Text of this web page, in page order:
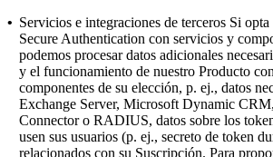
• Servicios e integraciones de terceros Si
Secure Authentication con servicios y
podemos procesar datos adicionales
y el funcionamiento de nuestro Producto
componentes de su elección, p. ej., datos
Exchange Server, Microsoft Dynamic
Connector o RADIUS, datos sobre los
usen sus usuarios (p. ej., secreto de token
relacionados con su Suscripción. Para